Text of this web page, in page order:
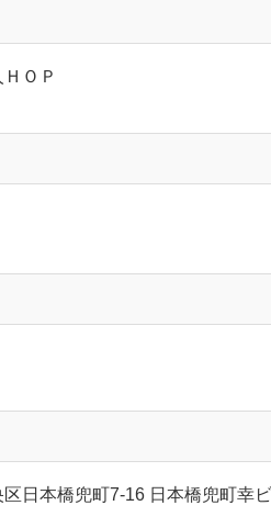
ＯＰ
日本橋兜町7-16 日本橋兜町幸